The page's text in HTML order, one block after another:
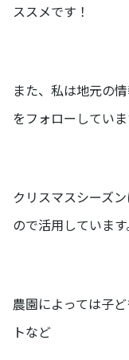
ススメです！
また、私は地元の
をフォローしていま
クリスマスシーズ
ので活用しています
農園によっては子
トなど